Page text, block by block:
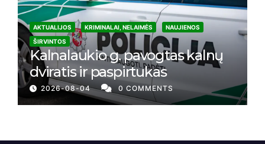
AKTUALIJOS KRIMINALAI, NELAIMĖS
NAUJIENOS
ŠIRVINTOS
Kalnalaukio g. pavogtas kalnų
dviratis ir paspirtukas
2026-08-04 0 COMMENTS